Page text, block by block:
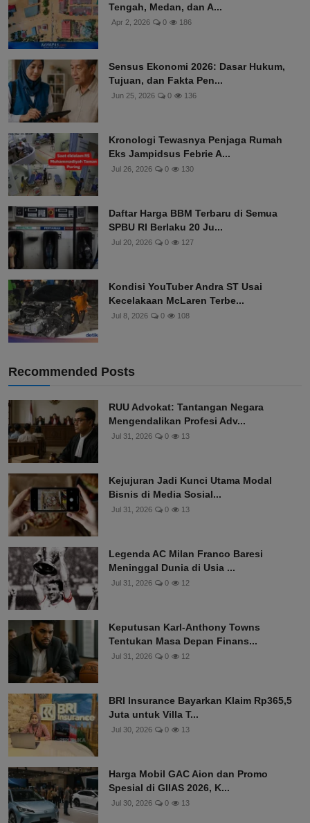
Tengah, Medan, dan A...
Apr 2, 2026 0 186
Sensus Ekonomi 2026: Dasar Hukum,
Tujuan, dan Fakta Pen...
Jun 25, 2026 0 136
Kronologi Tewasnya Penjaga Rumah
Eks Jampidsus Febrie A...
Jul 26, 2026 0 130
Daftar Harga BBM Terbaru di Semua
SPBU RI Berlaku 20 Ju...
Jul 20, 2026 0 127
Kondisi YouTuber Andra ST Usai
Kecelakaan McLaren Terbe...
Jul 8, 2026 0 108
Recommended Posts
RUU Advokat: Tantangan Negara
Mengendalikan Profesi Adv...
Jul 31, 2026 0 13
Kejujuran Jadi Kunci Utama Modal
Bisnis di Media Sosial...
Jul 31, 2026 0 13
Legenda AC Milan Franco Baresi
Meninggal Dunia di Usia ...
Jul 31, 2026 0 12
Keputusan Karl-Anthony Towns
Tentukan Masa Depan Finans...
Jul 31, 2026 0 12
BRI Insurance Bayarkan Klaim Rp365,5
Juta untuk Villa T...
Jul 30, 2026 0 13
Harga Mobil GAC Aion dan Promo
Spesial di GIIAS 2026, K...
Jul 30, 2026 0 13